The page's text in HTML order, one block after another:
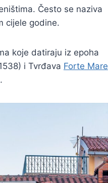
Često se naziva
cijele godine.
koje datiraju iz epoha
i Tvrđava Forte Mare